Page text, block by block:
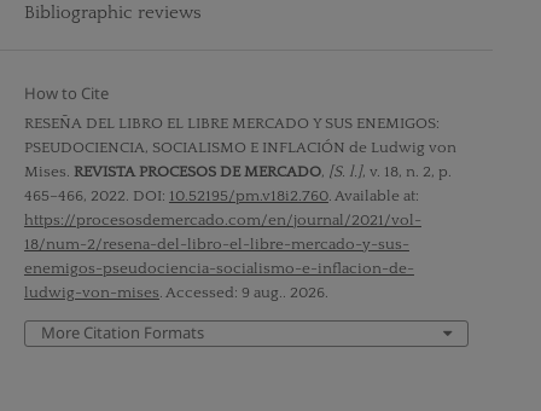
Bibliographic reviews
How to Cite
RESEÑA DEL LIBRO EL LIBRE MERCADO Y SUS ENEMIGOS:
PSEUDOCIENCIA, SOCIALISMO E INFLACIÓN de Ludwig von
Mises. REVISTA PROCESOS DE MERCADO, [S. l.], v. 18, n. 2, p.
465–466, 2022. DOI: 10.52195/pm.v18i2.760. Available at:
https://procesosdemercado.com/en/journal/2021/vol-
18/num-2/resena-del-libro-el-libre-mercado-y-sus-
enemigos-pseudociencia-socialismo-e-inflacion-de-
ludwig-von-mises. Accessed: 9 aug.. 2026.
More Citation Formats